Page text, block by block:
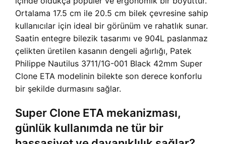
Ortalama 17.5 cm ile 20.5 cm bilek çevresine sahip
kullanıcılar için ideal bir görünüm ve rahatlık sunar.
Saatin entegre bilezik tasarımı ve 904L paslanmaz
çelikten üretilen kasanın dengeli ağırlığı, Patek
Philippe Nautilus 3711/1G-001 Black 42mm Super
Clone ETA modelinin bilekte son derece konforlu
bir şekilde durmasını sağlar.
Super Clone ETA mekanizması,
günlük kullanımda ne tür bir